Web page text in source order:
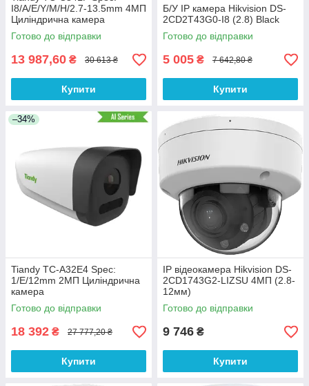
I8/A/E/Y/M/H/2.7-13.5mm 4МП
Циліндрична камера
Готово до відправки
13 987,60 ₴ 30 613 ₴
Купити
Б/У IP камера Hikvision DS-
2CD2T43G0-I8 (2.8) Black
Готово до відправки
5 005 ₴ 7 642,80 ₴
Купити
–34%
Tiandy TC-A32E4 Spec:
1/E/12mm 2МП Циліндрична
камера
Готово до відправки
18 392 ₴ 27 777,20 ₴
Купити
IP відеокамера Hikvision DS-
2CD1743G2-LIZSU 4МП (2.8-
12мм)
Готово до відправки
9 746 ₴
Купити